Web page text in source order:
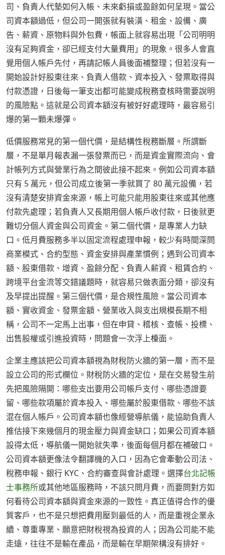
司、負責人代墊如何入帳、未來虧損或盈餘如何呈現。當公
司資本額過低，但公司一開張就有裝潢、租金、設備、廣
告、薪資、原物料與外包費，帳面上就容易出現「公司明明
沒有足夠資金，卻已經支付大量費用」的現象。很多人會直
覺用個人帳戶先付，再請記帳人員後面補整理；但若沒有一
開始設計好股東往來、負責人借款、資本投入、發票取得與
付款憑證，日後每一筆支出都可能變成稅務查核時需要說明
的風險點。這就是公司資本額沒有被好好處理時，最容易引
爆的第一顆未爆彈。
低價服務常見的第一個代價，是結構性稅務斷層。所謂斷
層，不是單月報表漏一張發票而已，而是資金實際流向、會
計帳列方式與營業行為之間彼此接不起來。例如公司資本額
只有 5 萬元，但公司成立後第一季就買了 80 萬元設備，若
沒有清楚安排資金來源，帳上可能只能用股東往來或其他應
付款先處理；若負責人又長期用個人帳戶收付款，日後就更
難切分個人資金與公司資金。第二個代價，是專業人力缺
口。低月費服務多半以固定流程處理申報，較少有時間深問
商業模式、合約型態、資金安排與產業慣例；遇到公司資本
額、股東借款、增資、盈餘分配、負責人薪資、租賃合約、
跨境平台金流等交錯議題時，就容易只做表面分類，卻沒有
及早提出提醒。第三個代價，是合規性風險。當公司資本
額、實收資金、發票金額、營業收入與支出規模長期不相
稱，公司不一定馬上出事，但在申貸、稽核、查帳、投標、
出售股權或引進投資時，問題會一次浮上檯面。
企業主應該把公司資本額視為財稅防火牆的第一層，而不是
設立公司的形式欄位。財稅防火牆的定位，是在交易發生前
先把風險隔開：哪些支出要用公司帳戶支付、哪些憑證要
留、哪些款項屬於資本投入、哪些屬於股東借款、哪些不該
混在個人帳戶。公司資本額也像經營導航儀，能協助負責人
推估接下來幾個月的現金壓力與資金缺口；如果公司資本額
設得太低，導航儀一開始就失準，後面每個月都在補破口。
公司資本額更像法令翻譯機的入口，因為它會牽動公司法、
稅務申報、銀行 KYC、合約審查與會計處理。選擇台北記帳
士事務所或其他地區服務時，不該只問月費，而要問對方如
何看待公司資本額與資金來源的一致性。真正值得合作的優
質客戶，也不是只想把費用壓到最低的人，而是重視企業永
續、尊重專業、願意把財稅視為投資的人；因為公司能不能
走遠，往往不是輸在產品，而是輸在早期架構沒有排好。